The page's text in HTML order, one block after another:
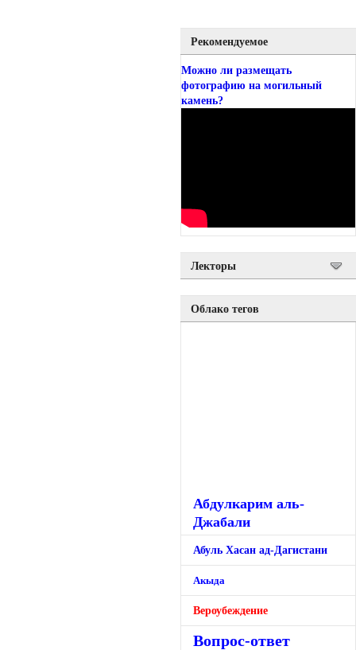
Рекомендуемое
Можно ли размещать
фотографию на могильный
камень?
Лекторы
Облако тегов
Абдулкарим аль-
Джабали
Абуль Хасан ад-Дагистани
Акыда
Вероубеждение
Вопрос-ответ